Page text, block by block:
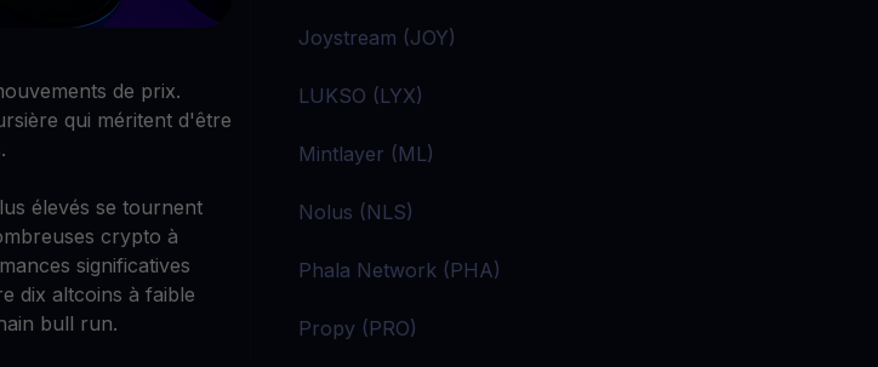
de prix.
qui méritent d'être
élevés se tournent
crypto à
significatives
dix altcoins à faible
bull run.
Joystream (JOY)
LUKSO (LYX)
Mintlayer (ML)
Nolus (NLS)
Phala Network (PHA)
Propy (PRO)